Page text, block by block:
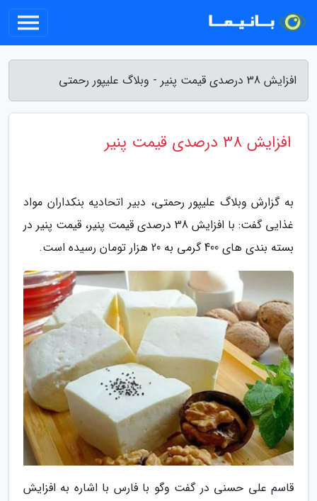
افزایش 38 درصدی قیمت پنیر - وبلاگ علیپور رحمتی
افزایش 38 درصدی قیمت پنیر
به گزارش وبلاگ علیپور رحمتی، دبیر اتحادیه بنکداران مواد
غذایی گفت: با افزایش 38 درصدی قیمت پنیر، قیمت پنیر در
بسته بندی های 400 گرمی به 20 هزار تومان رسیده است.
قاسم علی حسنی در گفت وگو با فارس با اشاره به افزایش